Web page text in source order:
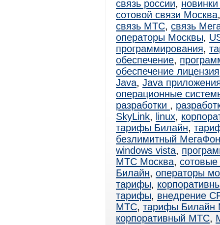
связь россии,
сотовой связи Москва
связь МТС, связь
операторы Москвы,
программирования,
обеспечение,
обеспечение лицензия
Java, Java
операционные
разработки ,
SkyLink, linux,
тарифы Билайн,
безлимитный МегаФон
windows vista,
МТС Москва,
Билайн, операторы
тарифы,
тарифы, внедрение
МТС, тарифы Билайн
корпоративный МТС,